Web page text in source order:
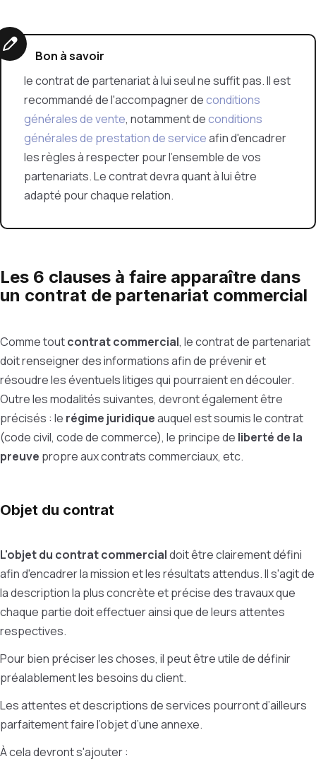
Bon à savoir
le contrat de partenariat à lui seul ne suffit pas. Il est
recommandé de l'accompagner deconditions
générales de vente, notamment deconditions
générales de prestation de serviceafin d'encadrer
les règles à respecter pour l'ensemble de vos
partenariats. Le contrat devra quant à lui être
adapté pour chaque relation.
Les 6 clauses à faire apparaître dans
un contrat de partenariat commercial
Comme toutcontrat commercial, le contrat de partenariat
doit renseigner des informations afin de prévenir et
résoudre les éventuels litiges qui pourraient en découler.
Outre les modalités suivantes, devront également être
précisés : le régime juridiqueauquel est soumis le contrat
(code civil, code de commerce), le principe de liberté de la
preuve propre aux contrats commerciaux, etc.
Objet du contrat
L'objet du contrat commercialdoit être clairement défini
afin d'encadrer la mission et les résultats attendus. Il s'agit de
la description la plus concrète et précise des travaux que
chaque partie doit effectuer ainsi que de leurs attentes
respectives.
Pour bien préciser les choses, il peut être utile de définir
préalablement les besoins du client.
Les attentes et descriptions de services pourront d’ailleurs
parfaitement faire l’objet d’une annexe.
À cela devront s'ajouter :